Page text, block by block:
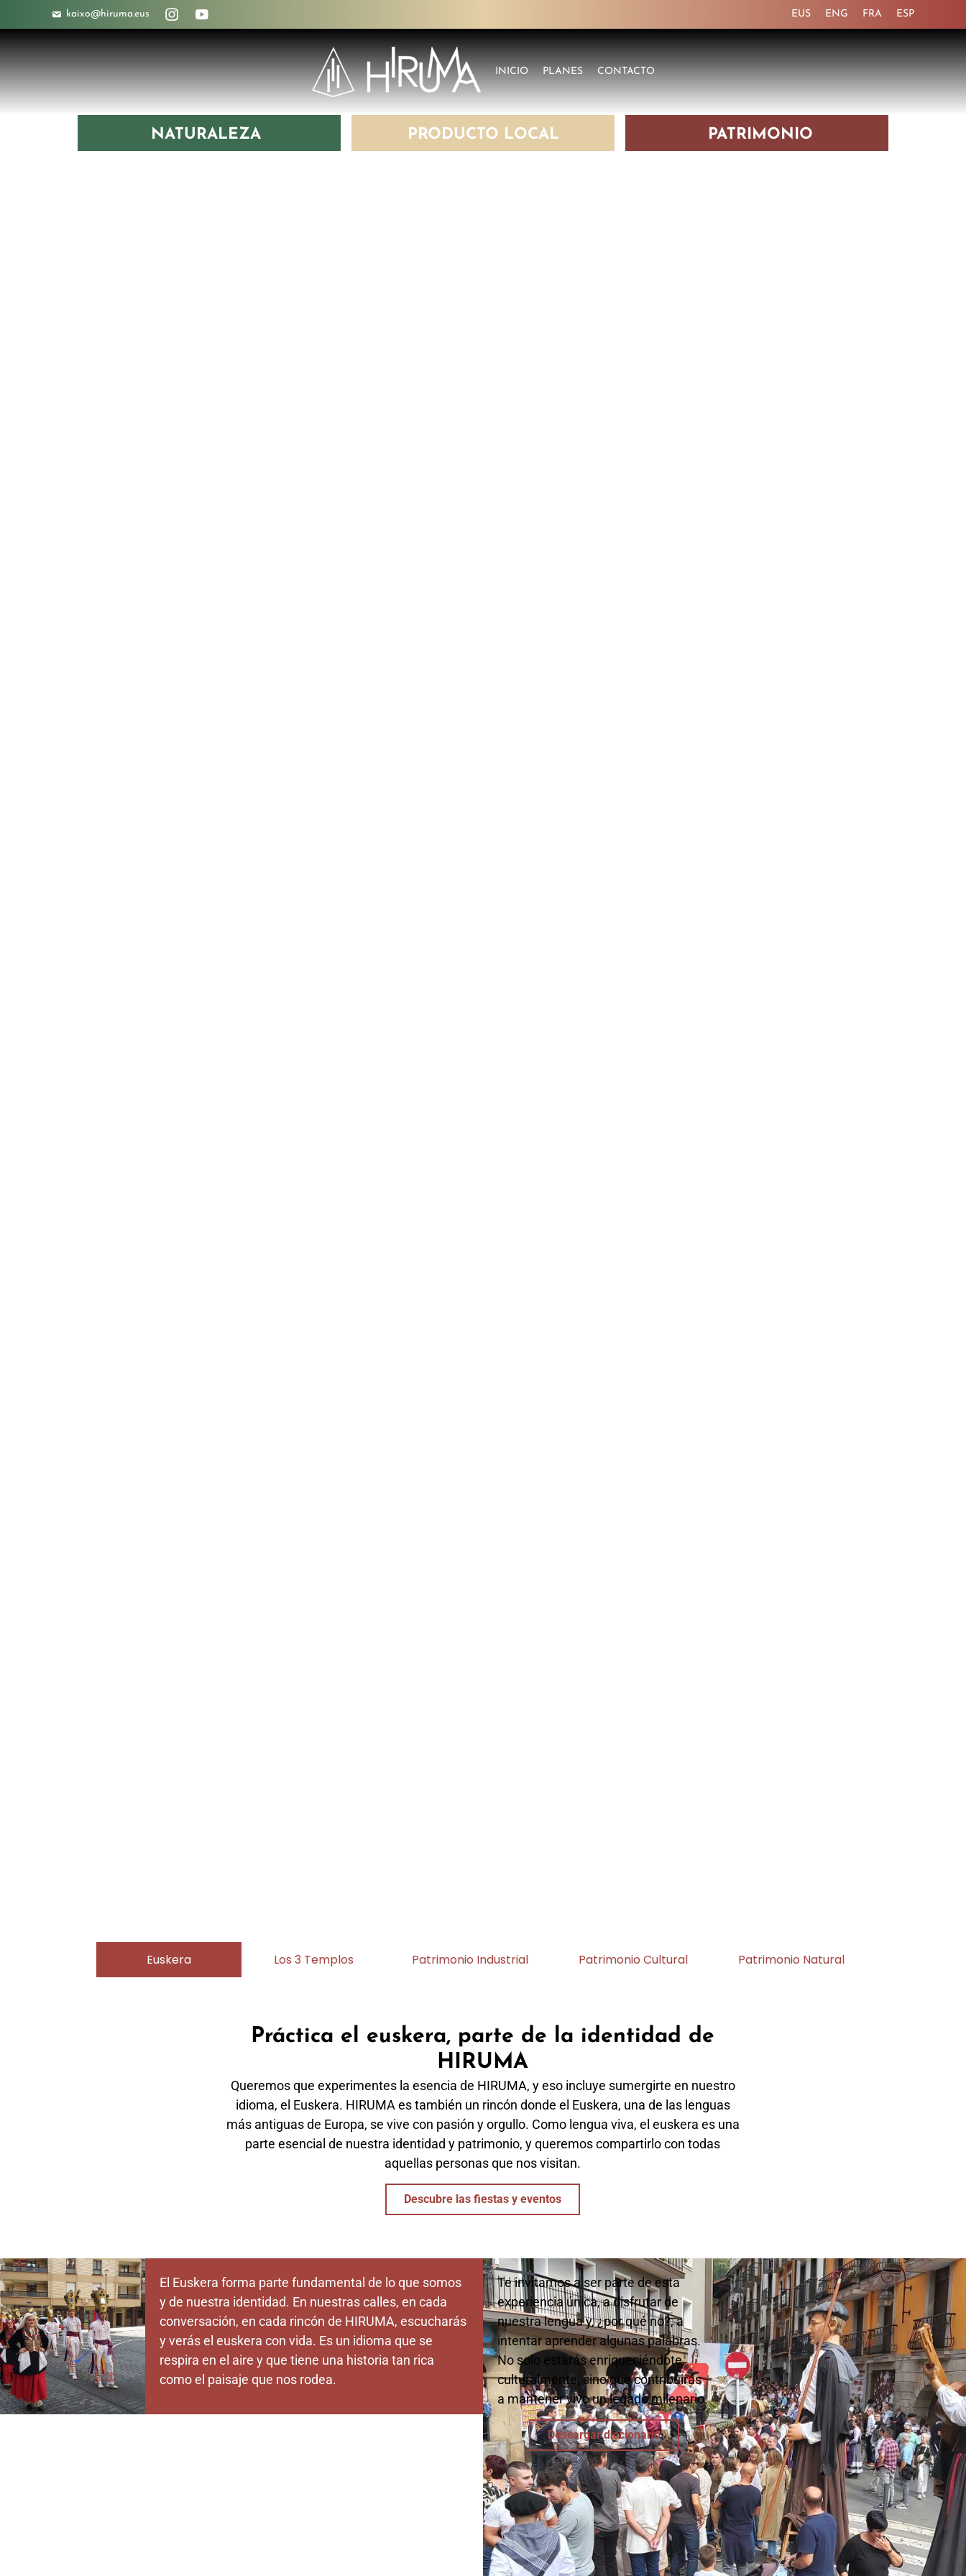
kaixo@hiruma.eus EUS ENG FRA ESP
INICIO PLANES CONTACTO
NATURALEZA PRODUCTO LOCAL PATRIMONIO
Euskera Los 3 Templos Patrimonio Industrial Patrimonio Cultural Patrimonio Natural
Práctica el euskera, parte de la identidad de
HIRUMA
Queremos que experimentes la esencia de HIRUMA, y eso incluye sumergirte en nuestro
idioma, el Euskera. HIRUMA es también un rincón donde el Euskera, una de las lenguas
más antiguas de Europa, se vive con pasión y orgullo. Como lengua viva, el euskera es una
parte esencial de nuestra identidad y patrimonio, y queremos compartirlo con todas
aquellas personas que nos visitan.
Descubre las fiestas y eventos
El Euskera forma parte fundamental de lo que somos
y de nuestra identidad. En nuestras calles, en cada
conversación, en cada rincón de HIRUMA, escucharás
y verás el euskera con vida. Es un idioma que se
respira en el aire y que tiene una historia tan rica
como el paisaje que nos rodea.
Te invitamos a ser parte de esta
experiencia única, a disfrutar de
nuestra lengua y, ¿por qué no?, a
intentar aprender algunas palabras.
No solo estarás enriqueciéndote
culturalmente, sino que contribuirás
a mantener vivo un legado milenario.
Descargar diccionario